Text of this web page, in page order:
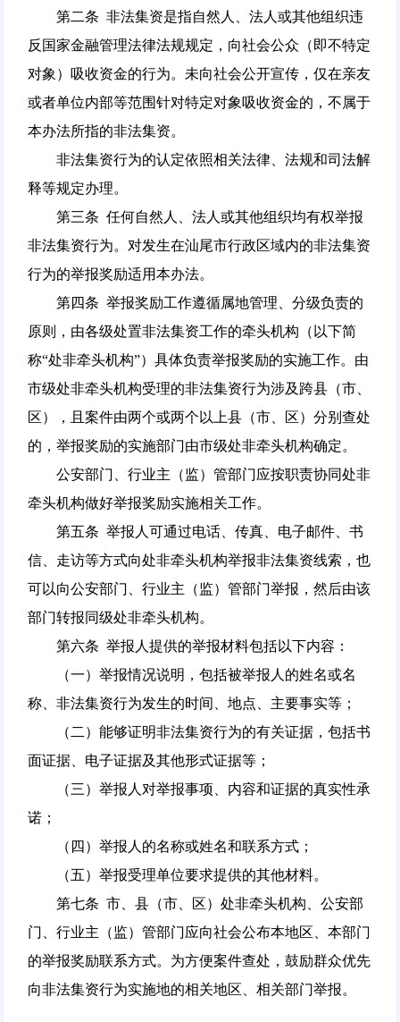
第二条 非法集资是指自然人、法人或其他组织违
反国家金融管理法律法规规定，向社会公众（即不特定
对象）吸收资金的行为。未向社会公开宣传，仅在亲友
或者单位内部等范围针对特定对象吸收资金的，不属于
本办法所指的非法集资。
非法集资行为的认定依照相关法律、法规和司法解
释等规定办理。
第三条 任何自然人、法人或其他组织均有权举报
非法集资行为。对发生在汕尾市行政区域内的非法集资
行为的举报奖励适用本办法。
第四条 举报奖励工作遵循属地管理、分级负责的
原则，由各级处置非法集资工作的牵头机构（以下简
称“处非牵头机构”）具体负责举报奖励的实施工作。由
市级处非牵头机构受理的非法集资行为涉及跨县（市、
区），且案件由两个或两个以上县（市、区）分别查处
的，举报奖励的实施部门由市级处非牵头机构确定。
公安部门、行业主（监）管部门应按职责协同处非
牵头机构做好举报奖励实施相关工作。
第五条 举报人可通过电话、传真、电子邮件、书
信、走访等方式向处非牵头机构举报非法集资线索，也
可以向公安部门、行业主（监）管部门举报，然后由该
部门转报同级处非牵头机构。
第六条 举报人提供的举报材料包括以下内容：
（一）举报情况说明，包括被举报人的姓名或名
称、非法集资行为发生的时间、地点、主要事实等；
（二）能够证明非法集资行为的有关证据，包括书
面证据、电子证据及其他形式证据等；
（三）举报人对举报事项、内容和证据的真实性承
诺；
（四）举报人的名称或姓名和联系方式；
（五）举报受理单位要求提供的其他材料。
第七条 市、县（市、区）处非牵头机构、公安部
门、行业主（监）管部门应向社会公布本地区、本部门
的举报奖励联系方式。为方便案件查处，鼓励群众优先
向非法集资行为实施地的相关地区、相关部门举报。